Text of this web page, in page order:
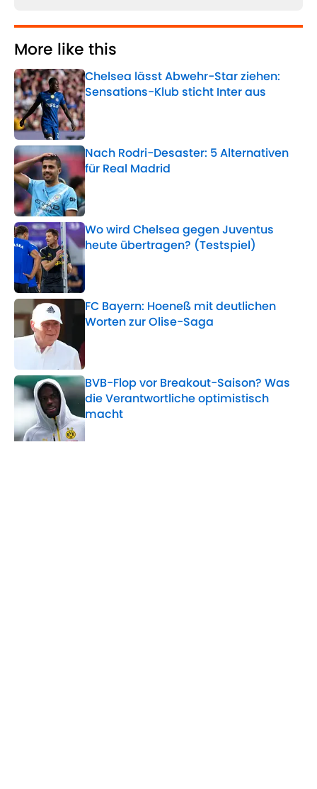
More like this
Chelsea lässt Abwehr-Star ziehen:
Sensations-Klub sticht Inter aus
Published by on Invalid Date
Nach Rodri-Desaster: 5 Alternativen
für Real Madrid
Published by on Invalid Date
Wo wird Chelsea gegen Juventus
heute übertragen? (Testspiel)
Published by on Invalid Date
FC Bayern: Hoeneß mit deutlichen
Worten zur Olise-Saga
BVB-Flop vor Breakout-Saison? Was
die Verantwortliche optimistisch
macht
Published by on Invalid Date